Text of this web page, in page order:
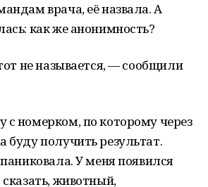
врача, её назвала. А
как же анонимность?
не называется, — сообщили
номерком, по которому через
буду получить результат.
У меня появился
животный,